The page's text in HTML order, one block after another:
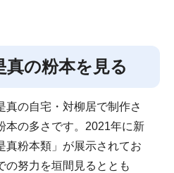
真の粉本を見る
真の自宅・対柳居で制作さ
本の多さです。2021年に新
真粉本類」が展示されてお
の努力を垣間見るととも